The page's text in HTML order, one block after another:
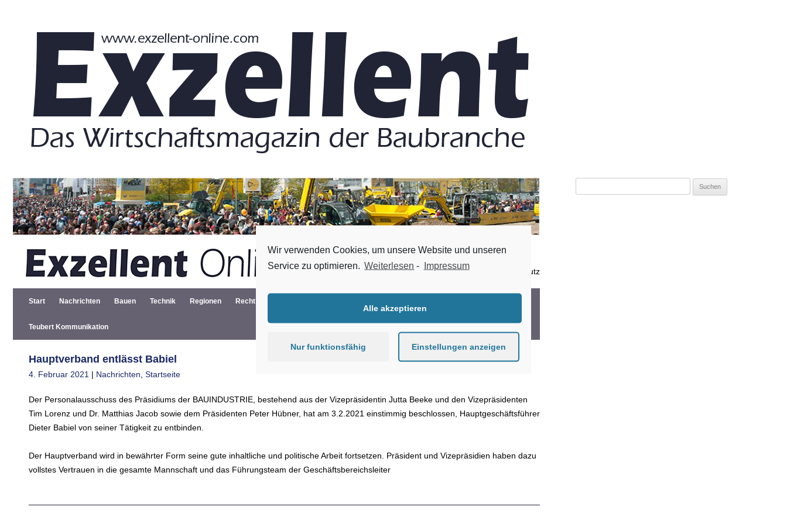
Mediadaten Impressum Datenschutz
Zum Inhalt springen
Start Nachrichten Bauen Technik Regionen Recht
Teubert Kommunikation
Hauptverband entlässt Babiel
4. Februar 2021 | Nachrichten Startseite
Der Personalausschuss des Präsidiums der BAUINDUSTRIE, bestehend aus der Vizepräsidentin Jutta Beeke und den Vizepräsidenten
Tim Lorenz und Dr. Matthias Jacob sowie dem Präsidenten Peter Hübner, hat am 3.2.2021 einstimmig beschlossen, Hauptgeschäftsführer
Dieter Babiel von seiner Tätigkeit zu entbinden.
Der Hauptverband wird in bewährter Form seine gute inhaltliche und politische Arbeit fortsetzen. Präsident und Vizepräsidien haben dazu
vollstes Vertrauen in die gesamte Mannschaft und das Führungsteam der Geschäftsbereichsleiter
Wir verwenden Cookies, um unsere Website und unseren
Service zu optimieren. Weiterlesen - Impressum
Alle akzeptieren
Nur funktionsfähig Einstellungen anzeigen